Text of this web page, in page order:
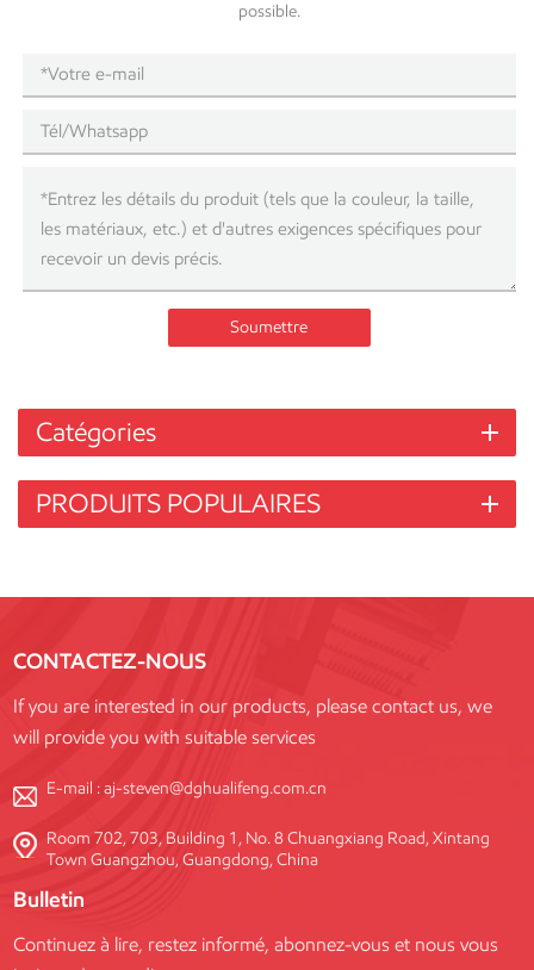
possible.
Soumettre
Catégories
PRODUITS POPULAIRES
CONTACTEZ-NOUS
If you are interested in our products, please contact us, we
will provide you with suitable services
E-mail :aj-steven@dghualifeng.com.cn
Room 702, 703, Building 1, No. 8 Chuangxiang Road, Xintang
Town Guangzhou, Guangdong, China
Bulletin
Continuez à lire, restez informé, abonnez-vous et nous vous